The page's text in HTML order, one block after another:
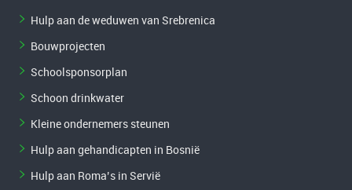
Hulp aan de weduwen van Srebrenica
Bouwprojecten
Schoolsponsorplan
Schoon drinkwater
Kleine ondernemers steunen
Hulp aan gehandicapten in Bosnië
Hulp aan Roma’s in Servië